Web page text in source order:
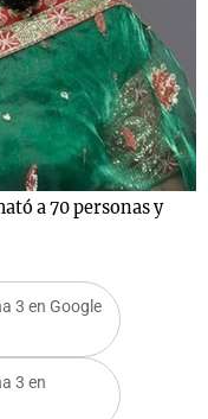
a 70 personas y
3 en Google
3 en
Cadena 3